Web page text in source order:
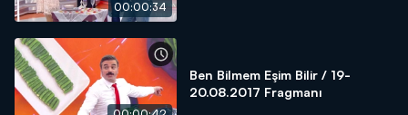
00:00:34
Ben Bilmem Eşim Bilir / 19-
20.08.2017 Fragmanı